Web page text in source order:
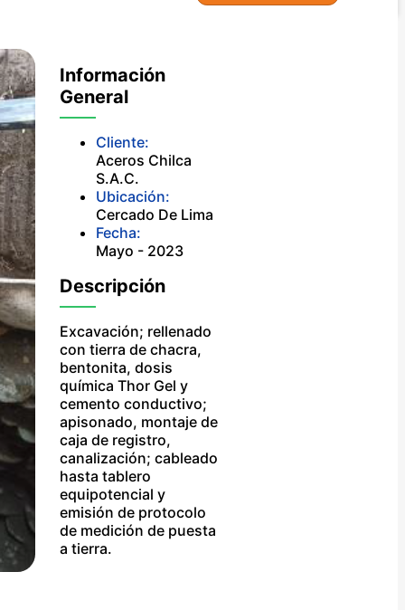
Información
General
Cliente:
Aceros Chilca
S.A.C.
Ubicación:
Cercado De Lima
Fecha:
Mayo - 2023
Descripción
Excavación; rellenado
con tierra de chacra,
bentonita, dosis
química Thor Gel y
cemento conductivo;
apisonado, montaje de
caja de registro,
canalización; cableado
hasta tablero
equipotencial y
emisión de protocolo
de medición de puesta
a tierra.